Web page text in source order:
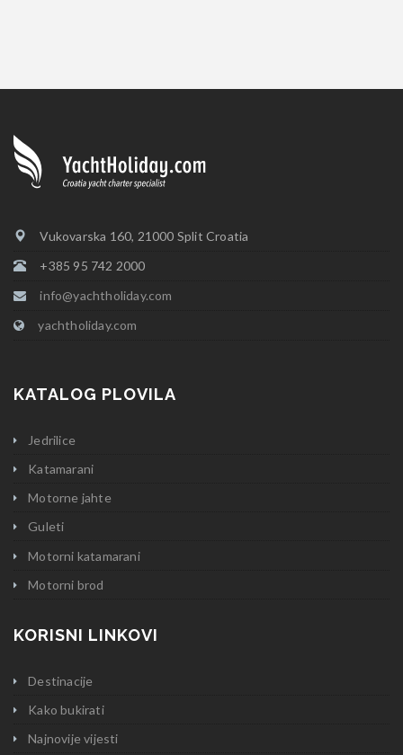
Vukovarska 160, 21000 Split Croatia
+385 95 742 2000
info@yachtholiday.com
yachtholiday.com
KATALOG PLOVILA
Jedrilice
Katamarani
Motorne jahte
Guleti
Motorni katamarani
Motorni brod
KORISNI LINKOVI
Destinacije
Kako bukirati
Najnovije vijesti